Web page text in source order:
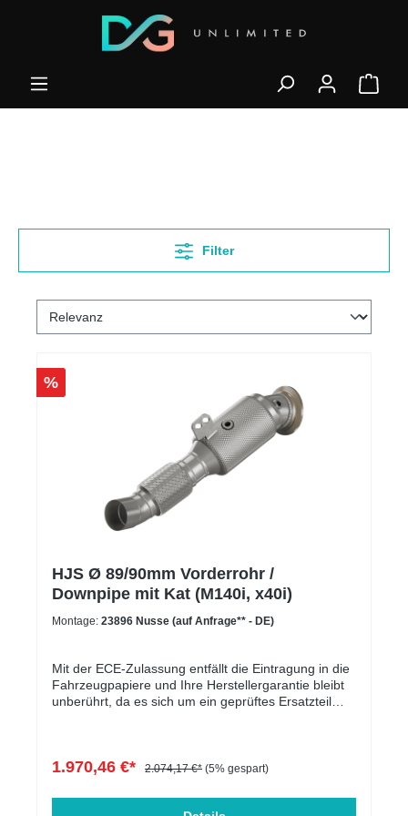
Filter
%
HJS Ø 89/90mm Vorderrohr /
Downpipe mit Kat (M140i, x40i)
Montage: 23896 Nusse (auf Anfrage** - DE)
Mit der ECE-Zulassung entfällt die Eintragung in die
Fahrzeugpapiere und Ihre Herstellergarantie bleibt
unberührt, da es sich um ein geprüftes Ersatzteil
Fahrzeuge aufgelistet. Der Motorcode ist
Entlastung des Krümmers & Ladersoptimale Abfuhr
1.970,46 €* 2.074,17 €* (5% gespart)